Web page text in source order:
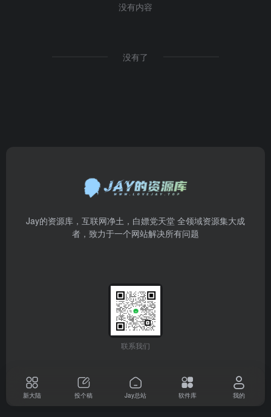
没有内容
没有了
Jay的资源库，互联网净土，白嫖党天堂 全领域资源集大成
者，致力于一个网站解决所有问题
联系我们
新大陆 投个稿 Jay总站 软件库 我的